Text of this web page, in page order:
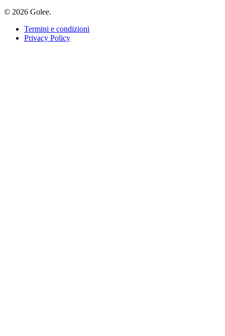
© 2026 Golee.
Termini e condizioni
Privacy Policy